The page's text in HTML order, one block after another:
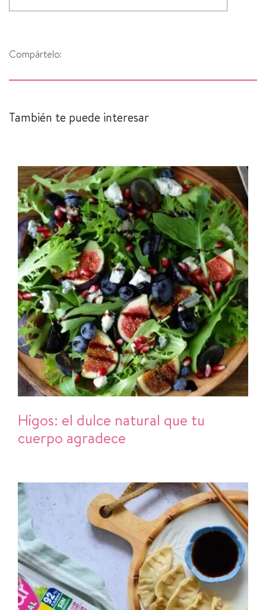
Compártelo:
También te puede interesar
Higos: el dulce natural que tu
cuerpo agradece